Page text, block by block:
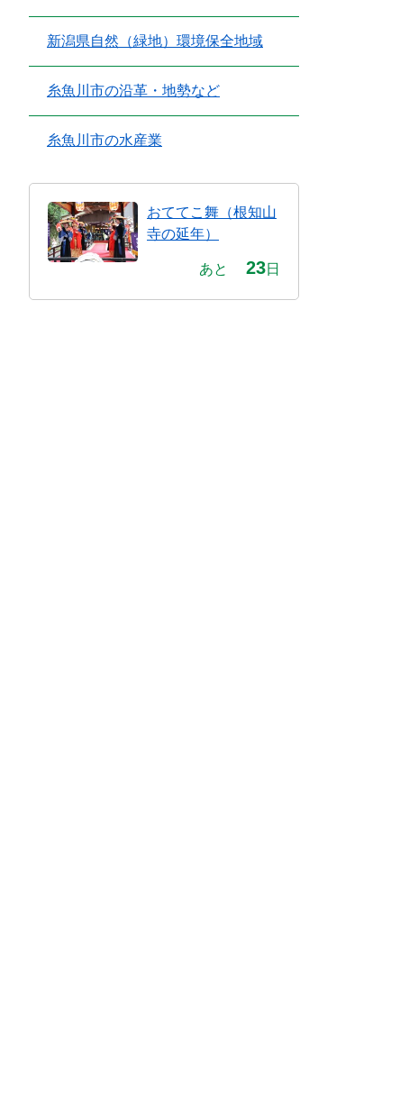
新潟県自然（緑地）環境保全地域
糸魚川市の沿革・地勢など
糸魚川市の水産業
おててこ舞（根知山
寺の延年）
あと 23日